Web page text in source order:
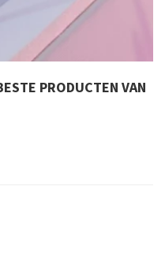
PRODUCTEN VAN